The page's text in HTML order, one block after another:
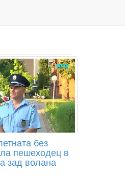
без
пешеходец в
зад волана